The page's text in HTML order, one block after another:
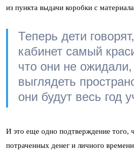
из пункта выдачи коробки с
Теперь дети
кабинет самый
что они не
выглядеть
они будут весь год
И это еще одно подтверждение того,
потраченных денег и личного